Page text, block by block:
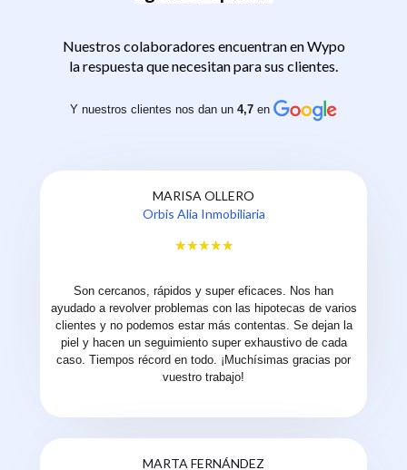
Nuestros colaboradores encuentran en Wypo
la respuesta que necesitan para sus clientes.
Y nuestros clientes nos dan un 4,7 en
MARISA OLLERO
Orbis Alia Inmobiliaria
Son cercanos, rápidos y super eficaces. Nos han
ayudado a revolver problemas con las hipotecas de varios
clientes y no podemos estar más contentas. Se dejan la
piel y hacen un seguimiento super exhaustivo de cada
caso. Tiempos récord en todo. ¡Muchísimas gracias por
vuestro trabajo!
MARTA FERNÁNDEZ